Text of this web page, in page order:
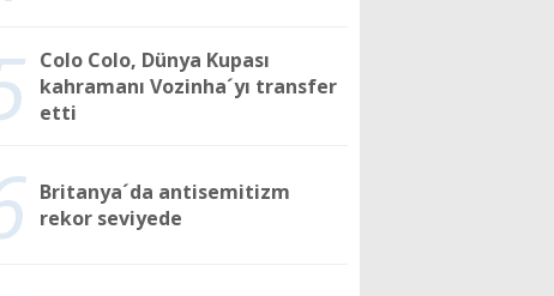
Colo Colo, Dünya Kupası
kahramanı Vozinha´yı transfer
etti
Britanya´da antisemitizm
rekor seviyede